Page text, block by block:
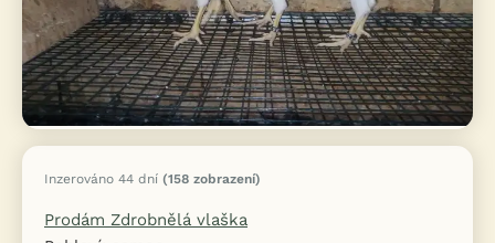
Inzerováno 44 dní (158 zobrazení)
Prodám Zdrobnělá vlaška